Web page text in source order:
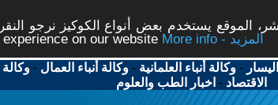
الموقع يستخدم بعض أنواع الكوكيز نرجو
on our website
More info - المزيد
-وكالة أنباء العلمانية -وكالة أنباء العمال -
الاقتصاد - اخبار الطب والعلوم